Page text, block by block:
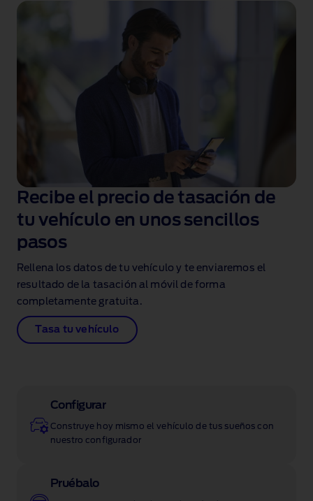
Recibe el precio de tasación de
tu vehículo en unos sencillos
pasos
Rellena los datos de tu vehículo y te enviaremos el
resultado de la tasación al móvil de forma
completamente gratuita.
Tasa tu vehículo
Configurar
Construye hoy mismo el vehículo de tus sueños con
nuestro configurador
Pruébalo